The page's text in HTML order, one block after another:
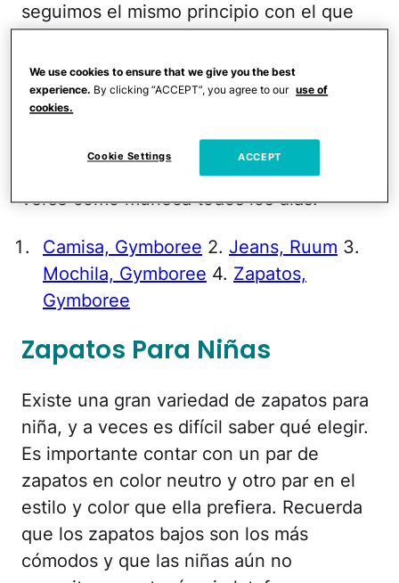
seguimos el mismo principio con el que
leggins o pantalones de mezclilla, sólo
debes buscar blusas en colores y con
estampados femeninos para vestir a tus
hijas durante el año escolar. Además,
unos zapatos bajos y cómodos la harán
verse como muñeca todos los días.
Camisa, Gymboree 2. Jeans, Ruum 3.
Mochila, Gymboree 4. Zapatos,
Gymboree
Zapatos Para Niñas
Existe una gran variedad de zapatos para
niña, y a veces es difícil saber qué elegir.
Es importante contar con un par de
zapatos en color neutro y otro par en el
estilo y color que ella prefiera. Recuerda
que los zapatos bajos son los más
cómodos y que las niñas aún no
We use cookies to ensure that we give you the best
experience. By clicking “ACCEPT”, you agree to our use of
cookies.
Cookie Settings ACCEPT